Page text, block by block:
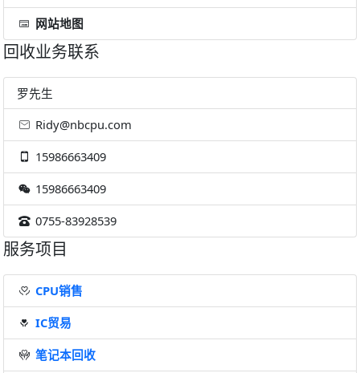
网站地图
回收业务联系
罗先生
Ridy@nbcpu.com
15986663409
15986663409
0755-83928539
服务项目
CPU销售
IC贸易
笔记本回收